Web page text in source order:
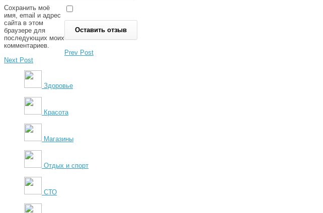
Сохранить моё
имя, email и адрес
сайта в этом
браузере для
последующих моих
комментариев.
Prev Post
Next Post
Здоровье
Красота
Магазины
Отдых и спорт
СТО